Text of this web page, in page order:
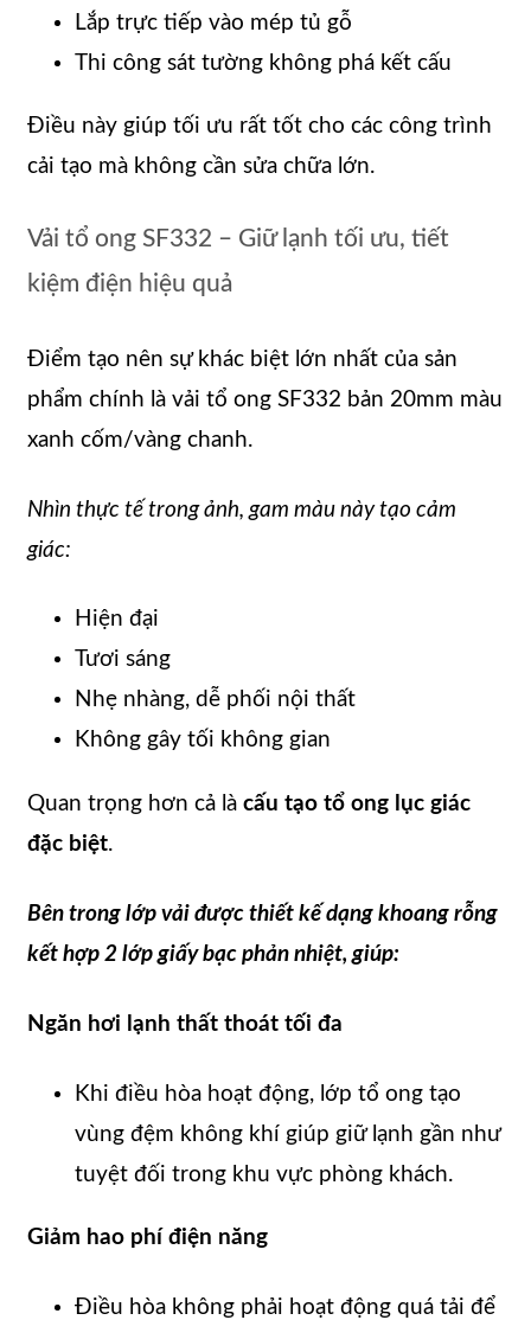
Lắp trực tiếp vào mép tủ gỗ
Thi công sát tường không phá kết cấu
Điều này giúp tối ưu rất tốt cho các công trình
cải tạo mà không cần sửa chữa lớn.
Vải tổ ong SF332 – Giữ lạnh tối ưu, tiết
kiệm điện hiệu quả
Điểm tạo nên sự khác biệt lớn nhất của sản
phẩm chính là vải tổ ong SF332 bản 20mm màu
xanh cốm/vàng chanh.
Nhìn thực tế trong ảnh, gam màu này tạo cảm
giác:
Hiện đại
Tươi sáng
Nhẹ nhàng, dễ phối nội thất
Không gây tối không gian
Quan trọng hơn cả là cấu tạo tổ ong lục giác
đặc biệt.
Bên trong lớp vải được thiết kế dạng khoang rỗng
kết hợp 2 lớp giấy bạc phản nhiệt, giúp:
Ngăn hơi lạnh thất thoát tối đa
Khi điều hòa hoạt động, lớp tổ ong tạo
vùng đệm không khí giúp giữ lạnh gần như
tuyệt đối trong khu vực phòng khách.
Giảm hao phí điện năng
Điều hòa không phải hoạt động quá tải để